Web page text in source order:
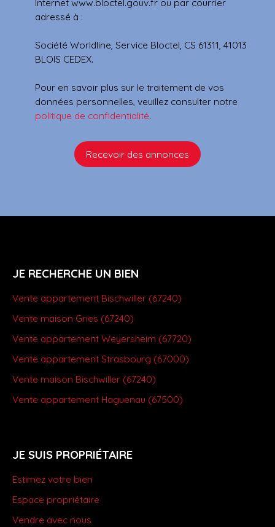
Internet www.bloctel.gouv.fr ou par courrier
adressé à :
Société Worldline, Service Bloctel, CS 61311, 41013
BLOIS CEDEX.
Pour en savoir plus sur le traitement de vos
données personnelles, veuillez consulter notre
politique de confidentialité.
Recevoir des annonces
JE RECHERCHE UN BIEN
Vente appartement Bischwiller (67240)
Vente maison Gries (67240)
Vente appartement Weyersheim (67720)
Vente appartement Strasbourg (67000)
Vente maison Bischwiller (67240)
Vente appartement Haguenau (67500)
JE SUIS PROPRIÉTAIRE
Estimez votre bien
Espace propriétaire
Vendre avec nous